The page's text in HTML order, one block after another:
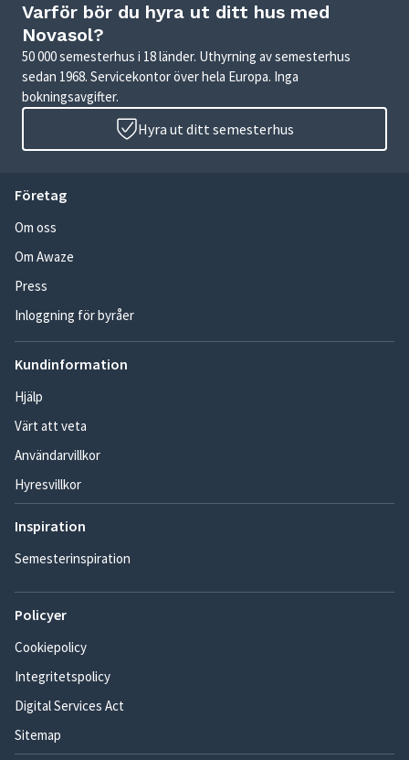
Varför bör du hyra ut ditt hus med
Novasol?
50 000 semesterhus i 18 länder. Uthyrning av semesterhus
sedan 1968. Servicekontor över hela Europa. Inga
bokningsavgifter.
Hyra ut ditt semesterhus
Företag
Om oss
Om Awaze
Press
Inloggning för byråer
Kundinformation
Hjälp
Värt att veta
Användarvillkor
Hyresvillkor
Inspiration
Semesterinspiration
Policyer
Cookiepolicy
Integritetspolicy
Digital Services Act
Sitemap